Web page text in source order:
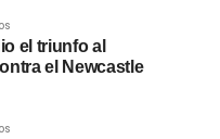
el triunfo al
el Newcastle